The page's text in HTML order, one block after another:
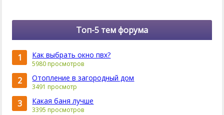
Топ-5 тем форума
1 Как выбрать окно пвх?
5980 просмотров
2 Отопление в загородный дом
3491 просмотр
3 Какая баня лучше
3395 просмотров